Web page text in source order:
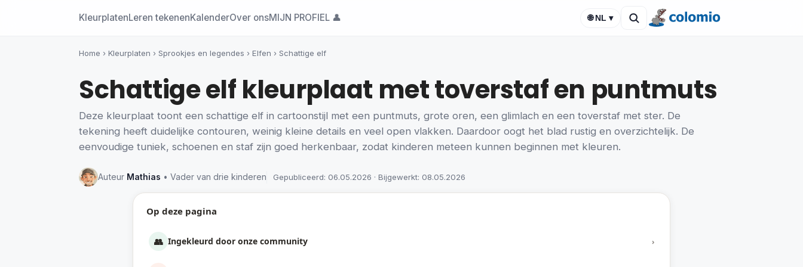
KleurplatenLeren tekenenKalenderOver onsMIJN PROFIEL 👤 🌐 NL ▾
Home › Kleurplaten › Sprookjes en legendes › Elfen › Schattige elf
Schattige elf kleurplaat met toverstaf en puntmuts
Deze kleurplaat toont een schattige elf in cartoonstijl met een puntmuts, grote oren, een glimlach en een toverstaf met ster. De
tekening heeft duidelijke contouren, weinig kleine details en veel open vlakken. Daardoor oogt het blad rustig en overzichtelijk. De
eenvoudige tuniek, schoenen en staf zijn goed herkenbaar, zodat kinderen meteen kunnen beginnen met kleuren.
Auteur Mathias • Vader van drie kinderen Gepubliceerd: 06.05.2026 · Bijgewerkt: 08.05.2026
Op deze pagina
👥 Ingekleurd door onze community ›